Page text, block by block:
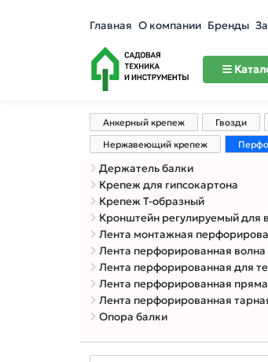
Главная О компании Бренды
Анкерный крепеж Гвозди
Нержавеющий крепеж
Держатель балки
Крепеж для гипсокартона
Крепеж Т-образный
Кронштейн регулируемый для
Лента монтажная
Лента перфорированная волна
Лента перфорированная для
Лента перфорированная
Лента перфорированная
Опора балки